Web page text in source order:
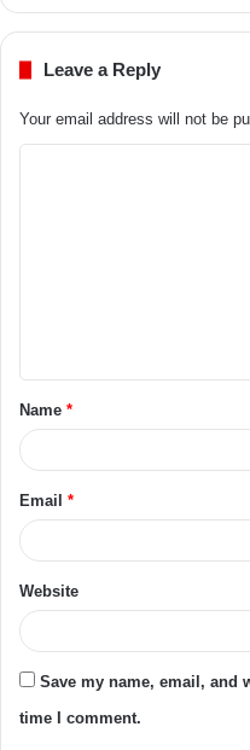
Leave a Reply
Your email address will not be
Name *
Email *
Website
Save my name, email, and
time I comment.